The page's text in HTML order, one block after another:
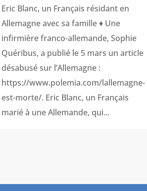
Eric Blanc, un Français résidant en
Allemagne avec sa famille ♦ Une
infirmière franco-allemande, Sophie
Quéribus, a publié le 5 mars un article
désabusé sur l’Allemagne :
https://www.polemia.com/lallemagne-
est-morte/. Eric Blanc, un Français
marié à une Allemande, qui...